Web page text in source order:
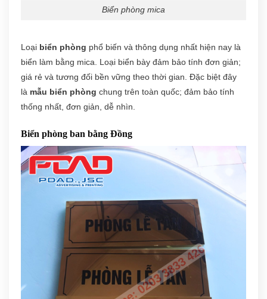
Biển phòng mica
Loại biển phòng phổ biến và thông dụng nhất hiện nay là
biển làm bằng mica. Loại biển bày đảm bảo tính đơn giản;
giá rẻ và tương đối bền vững theo thời gian. Đặc biệt đây
là mẫu biển phòng chung trên toàn quốc; đảm bảo tính
thống nhất, đơn giản, dễ nhìn.
Biển phòng ban bằng Đồng